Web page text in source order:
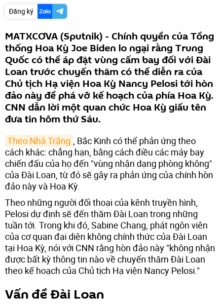
Đăng ký
MATXCƠVA (Sputnik) - Chính quyền của Tổng
thống Hoa Kỳ Joe Biden lo ngại rằng Trung
Quốc có thể áp đặt vùng cấm bay đối với Đài
Loan trước chuyến thăm có thể diễn ra của
Chủ tịch Hạ viện Hoa Kỳ Nancy Pelosi tới hòn
đảo này để phá vỡ kế hoạch của phía Hoa Kỳ.
CNN dẫn lời một quan chức Hoa Kỳ giấu tên
đưa tin hôm thứ Sáu.
Theo Nhà Trắng
, Bắc Kinh có thể phản ứng theo
cách khác: chẳng hạn, bằng cách điều các máy bay
chiến đấu của họ đến "vùng nhận dạng phòng không"
của Đài Loan, từ đó sẽ gây ra phản ứng của chính hòn
đảo này và Hoa Kỳ.
Theo những người đối thoại của kênh truyền hình,
Pelosi dự định sẽ đến thăm Đài Loan trong những
tuần tới. Trong khi đó, Sabine Chang, phát ngôn viên
của cơ quan đại diện không chính thức của Đài Loan
tại Hoa Kỳ, nói với CNN rằng hòn đảo này "không nhận
được bất kỳ thông tin nào về chuyến thăm Đài Loan
theo kế hoạch của Chủ tịch Hạ viện Nancy Pelosi."
Vấn đề Đài Loan